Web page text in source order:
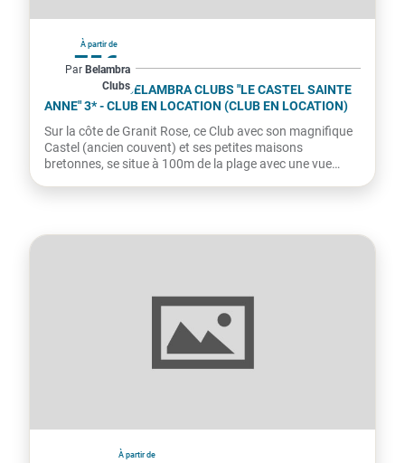
À partir de
75€
par hébergement
Par Belambra
Clubs
France
TRÉGASTEL - BELAMBRA CLUBS "LE CASTEL SAINTE
ANNE" 3* - CLUB EN LOCATION (CLUB EN LOCATION)
Sur la côte de Granit Rose, ce Club avec son magnifique
Castel (ancien couvent) et ses petites maisons
bretonnes, se situe à 100m de la plage avec une vue
À partir de